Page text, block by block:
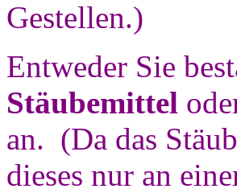
Gestellen.)
Entweder Sie
Stäubemittel
an. (Da das
dieses nur an